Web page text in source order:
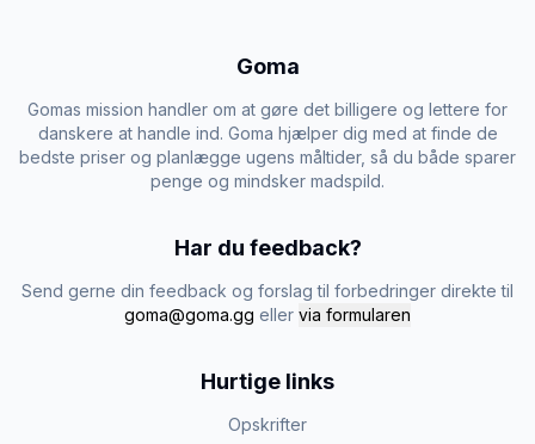
Goma
Gomas mission handler om at gøre det billigere og lettere for
danskere at handle ind. Goma hjælper dig med at finde de
bedste priser og planlægge ugens måltider, så du både sparer
penge og mindsker madspild.
Har du feedback?
Send gerne din feedback og forslag til forbedringer direkte til
goma@goma.gg eller via formularen
Hurtige links
Opskrifter